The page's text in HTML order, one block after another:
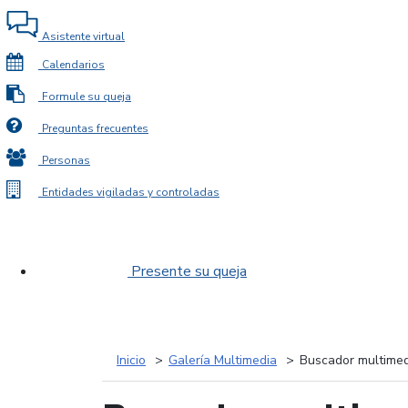
Asistente virtual
Calendarios
Formule su queja
Preguntas frecuentes
Personas
Entidades vigiladas y controladas
Presente su queja
Inicio Galería Multimedia Buscador